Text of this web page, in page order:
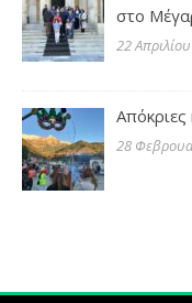
στο
22
28